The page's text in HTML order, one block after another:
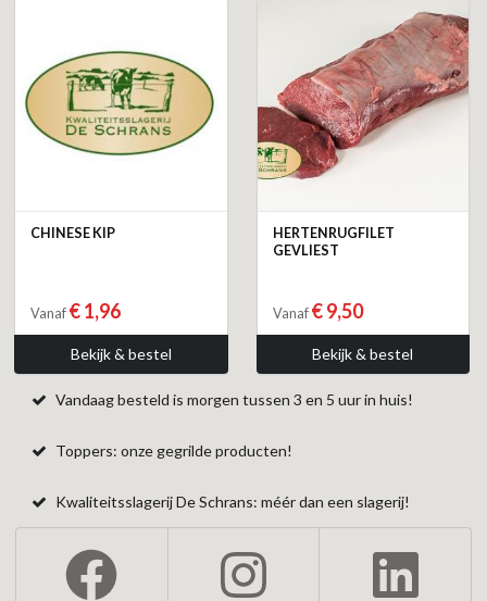
CHINESE KIP
Vanaf € 1,96
Bekijk & bestel
HERTENRUGFILET
GEVLIEST
Vanaf € 9,50
Bekijk & bestel
Vandaag besteld is morgen tussen 3 en 5 uur in huis!
Toppers: onze gegrilde producten!
Kwaliteitsslagerij De Schrans: méér dan een slagerij!